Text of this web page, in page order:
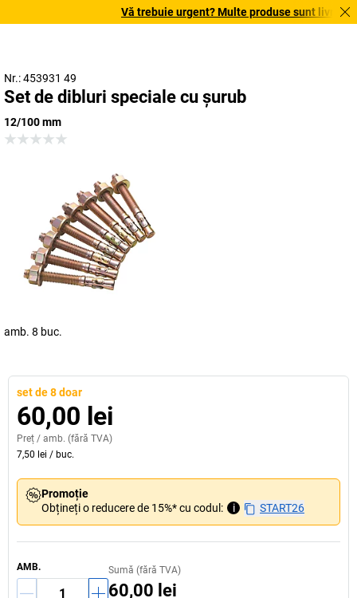
Vă trebuie urgent? Multe produse sunt livrate
Nr.: 453931 49
Set de dibluri speciale cu șurub
12/100 mm
amb. 8 buc.
set de 8 doar
60,00 lei
Preț / amb. (fără TVA)
7,50 lei / buc.
Promoție
Obțineți o reducere de 15%* cu codul:
i START26
AMB. Sumă (fără TVA)
60,00 lei